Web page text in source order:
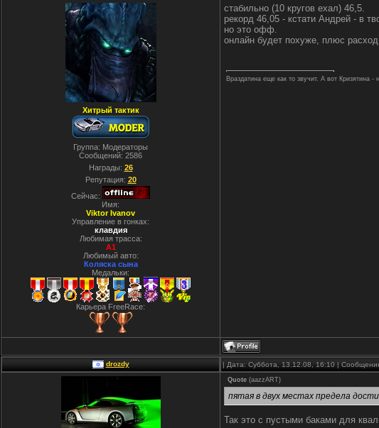
Хитрый тактик
Группа: Модераторы
Сообщений: 2586
Награды: 26
Репутация: 20
Сейчас:
Имя:
Viktor Ivanov
Управление в гонках:
клавдия
Любимая трасса:
A1
Любимый авто:
Коляска сына
Медальки:
Карьера FreeRace:
стабильно (10 кругов ехал) 46,5.
рекорд 46,05 - кстати Андрей - в
но это офф.
онлайн будет похуже, плюс
Враздатина еще как то звучит. А вот Кризятина
drozdy | Дата: Суббота, 13.12.08, 16:10 |
Quote (aazzART)
пятая в двух местах предела
Так это с пустыми баками для